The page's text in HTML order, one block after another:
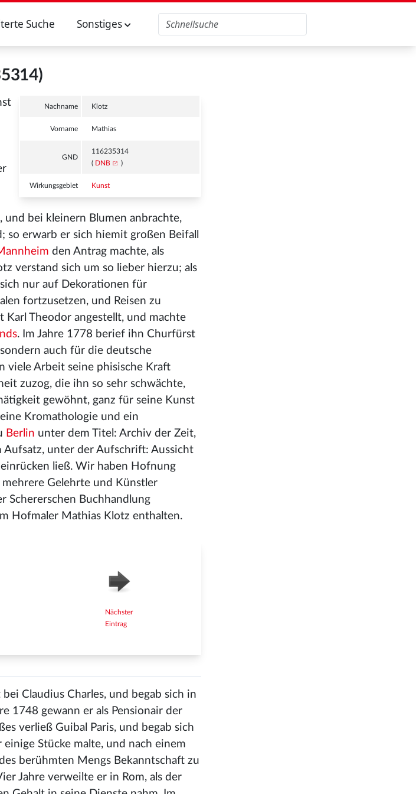
Suche Sonstiges
Nachname Klotz
Vorname Mathias
GND
116235314
( DNB )
Wirkungsgebiet Kunst
bei kleinern Blumen anbrachte,
erwarb er sich hiemit großen Beifall
den Antrag machte, als
verstand sich um so lieber hierzu; als
nur auf Dekorationen für
fortzusetzen, und Reisen zu
Theodor angestellt, und machte
. Im Jahre 1778 berief ihn Churfürst
auch für die deutsche
viele Arbeit seine phisische Kraft
zuzog, die ihn so sehr schwächte,
gewöhnt, ganz für seine Kunst
Kromathologie und ein
Berlin unter dem Titel: Archiv der Zeit,
unter der Aufschrift: Aussicht
ließ. Wir haben Hofnung
Gelehrte und Künstler
Schererschen Buchhandlung
Hofmaler Mathias Klotz enthalten.
Nächster
Eintrag
Claudius Charles, und begab sich in
1748 gewann er als Pensionair der
verließ Guibal Paris, und begab sich
Stücke malte, und nach einem
berühmten Mengs Bekanntschaft zu
Jahre verweilte er in Rom, als der